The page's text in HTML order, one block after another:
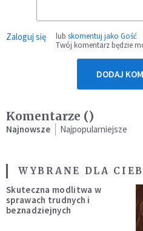
Zaloguj się lub skomentuj jako Gość
Twój komentarz będzie
DODAJ
Komentarze ()
Najnowsze Najpopularniejsze
WYBRANE DLA
Skuteczna modlitwa w
sprawach trudnych i
beznadziejnych